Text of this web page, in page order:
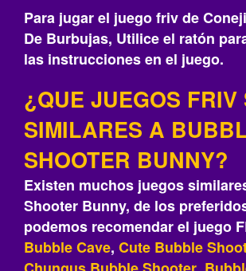
Para jugar el juego friv de
De Burbujas, Utilice el ratón
las instrucciones en el juego.
¿QUE JUEGOS FRIV
SIMILARES A
SHOOTER BUNNY?
Existen muchos juegos
Shooter Bunny, de los
podemos recomendar el juego
Bubble Cave, Cute Bubble